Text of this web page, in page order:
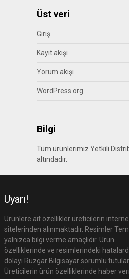
Üst veri
Giriş
Kayıt akışı
Yorum akışı
WordPress.org
Bilgi
Tüm ürünlerimiz Yetkili
altındadır.
Uyarı!
Ürünlere ait özellikler üreticilerin
sitelerinden alınmaktadır. Resimler
yalnızca bilgi verme amaçlıdır. Ürün
özelliklerinde ve resimlerindeki
dolayı Rüzgar Bilgisayar sorumlu
Üreticilerin ürün özelliklerinde haber